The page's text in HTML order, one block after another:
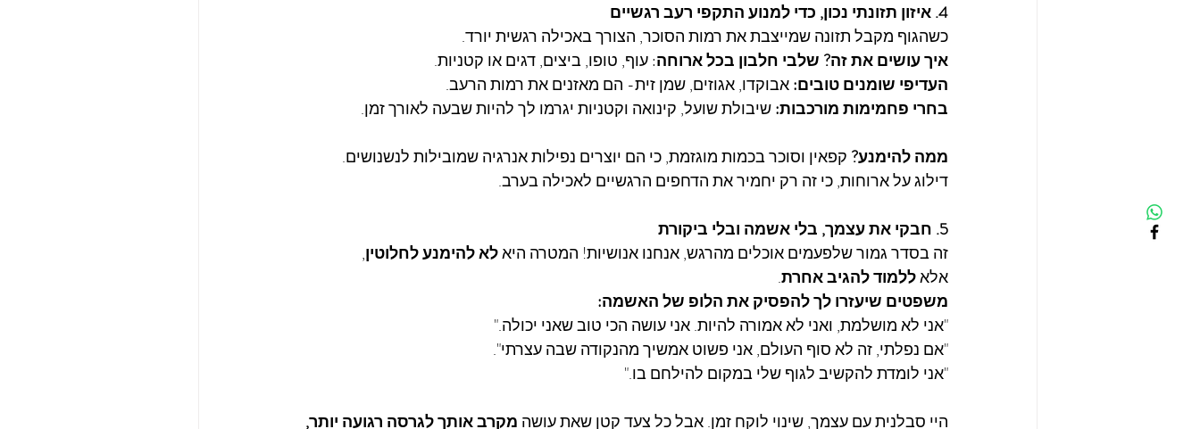
4. איזון תזונתי נכון, כדי למנוע התקפי רעב רגשיים
כשהגוף מקבל תזונה שמייצבת את רמות הסוכר, הצורך באכילה רגשית יורד.
איך עושים את זה? שלבי חלבון בכל ארוחה: עוף, טופו, ביצים, דגים או קטניות.
העדיפי שומנים טובים: אבוקדו, אגוזים, שמן זית- הם מאזנים את רמות הרעב.
בחרי פחמימות מורכבות: שיבולת שועל, קינואה וקטניות יגרמו לך להיות שבעה לאורך זמן.
ממה להימנע? קפאין וסוכר בכמות מוגזמת, כי הם יוצרים נפילות אנרגיה שמובילות לנשנושים.
דילוג על ארוחות, כי זה רק יחמיר את הדחפים הרגשיים לאכילה בערב.
5. חבקי את עצמך, בלי אשמה ובלי ביקורת
זה בסדר גמור שלפעמים אוכלים מהרגש, אנחנו אנושיות! המטרה היא לא להימנע לחלוטין,
אלא ללמוד להגיב אחרת.
משפטים שיעזרו לך להפסיק את הלופ של האשמה:
"אני לא מושלמת, ואני לא אמורה להיות. אני עושה הכי טוב שאני יכולה."
"אם נפלתי, זה לא סוף העולם, אני פשוט אמשיך מהנקודה שבה עצרתי".
"אני לומדת להקשיב לגוף שלי במקום להילחם בו."
היי סבלנית עם עצמך, שינוי לוקח זמן. אבל כל צעד קטן שאת עושה מקרב אותך לגרסה רגועה יותר,